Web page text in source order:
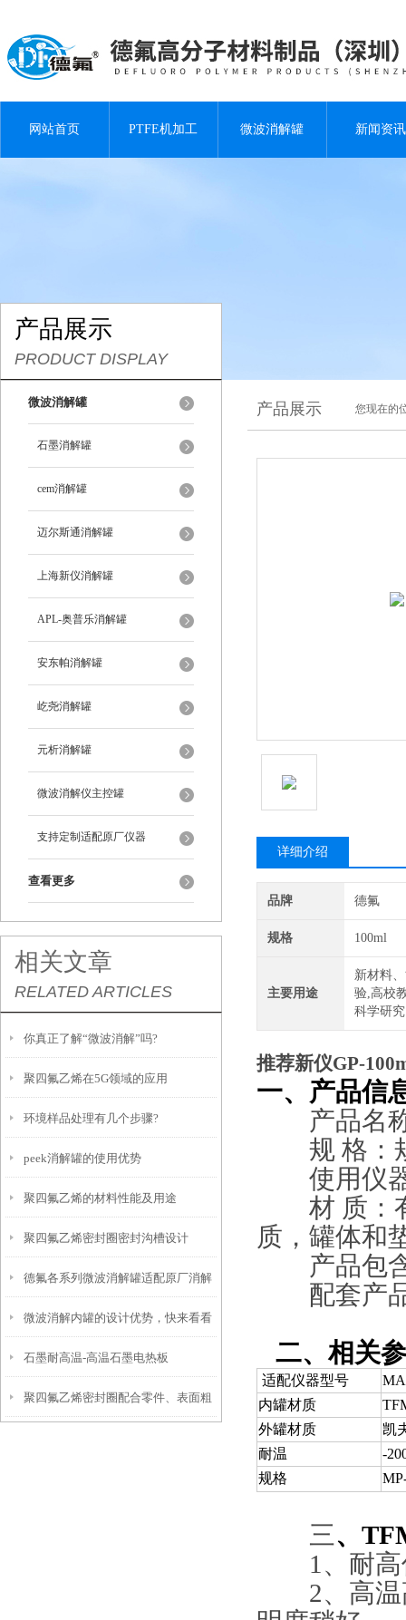
网站首页 PTFE机加工 微波消解罐 新闻资讯
产品展示
PRODUCT DISPLAY
微波消解罐
石墨消解罐
cem消解罐
迈尔斯通消解罐
上海新仪消解罐
APL-奥普乐消解罐
安东帕消解罐
屹尧消解罐
元析消解罐
微波消解仪主控罐
支持定制适配原厂仪器
查看更多
相关文章
RELATED ARTICLES
你真正了解“微波消解”吗?
聚四氟乙烯在5G领域的应用
环境样品处理有几个步骤?
peek消解罐的使用优势
聚四氟乙烯的材料性能及用途
聚四氟乙烯密封圈密封沟槽设计
德氟各系列微波消解罐适配原厂消解
仪
微波消解内罐的设计优势，快来看看
吧
石墨耐高温-高温石墨电热板
聚四氟乙烯密封圈配合零件、表面粗
产品展示 您现在的
详细介绍
品牌 德氟
规格 100ml
主要用途
新材料
验,高校
科学研究
推荐新仪GP-
一、产品信
产品名称
规 格：规
使用仪器
材 质：有
质，罐体和
产品包含
配套产品
二、相关
适配仪器型号
内罐材质
外罐材质
凯
耐温
-
规格
三、
1、耐高
2、高温高